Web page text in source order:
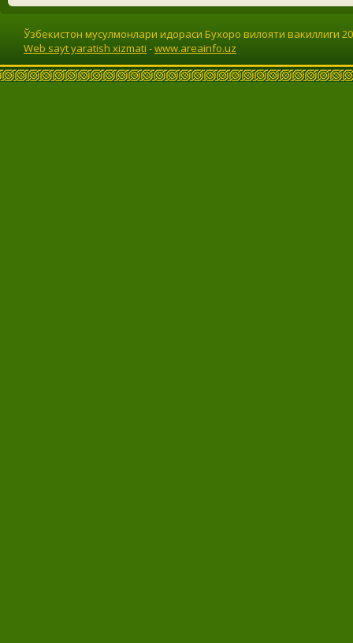
Ўзбекистон мусулмонлари идораси Бухоро вилояти вакиллиги
Web sayt yaratish xizmati -www.areainfo.uz